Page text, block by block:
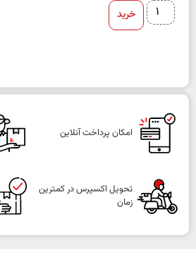
خرید
امکان پرداخت آنلاین
تحویل اکسپرس در کمترین
زمان